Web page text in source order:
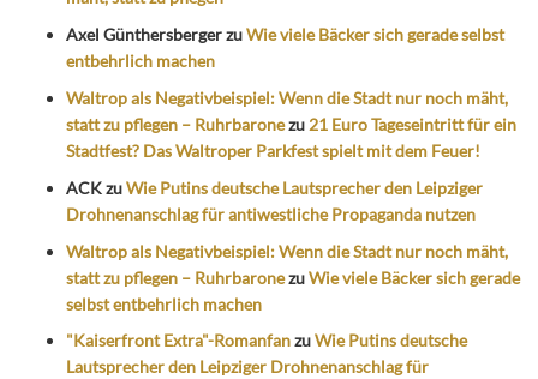
Axel GünthersbergerzuWie viele Bäcker sich gerade selbst
entbehrlich machen
Waltrop als Negativbeispiel: Wenn die Stadt nur noch mäht,
statt zu pflegen – Ruhrbaronezu 21 Euro Tageseintritt für ein
Stadtfest? Das Waltroper Parkfest spielt mit dem Feuer!
ACKzuWie Putins deutsche Lautsprecher den Leipziger
Drohnenanschlag für antiwestliche Propaganda nutzen
Waltrop als Negativbeispiel: Wenn die Stadt nur noch mäht,
statt zu pflegen – RuhrbaronezuWie viele Bäcker sich gerade
selbst entbehrlich machen
"Kaiserfront Extra"-RomanfanzuWie Putins deutsche
Lautsprecher den Leipziger Drohnenanschlag für